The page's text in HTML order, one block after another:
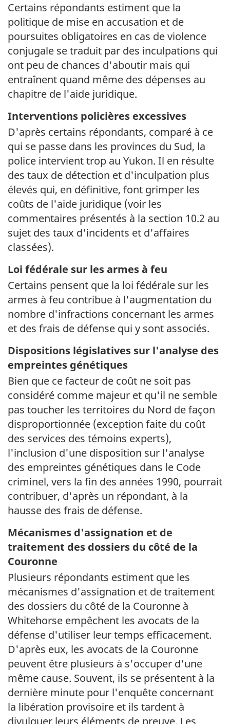
Certains répondants estiment que la
politique de mise en accusation et de
poursuites obligatoires en cas de violence
conjugale se traduit par des inculpations qui
ont peu de chances d'aboutir mais qui
entraînent quand même des dépenses au
chapitre de l'aide juridique.
Interventions policières excessives
D'après certains répondants, comparé à ce
qui se passe dans les provinces du Sud, la
police intervient trop au Yukon. Il en résulte
des taux de détection et d'inculpation plus
élevés qui, en définitive, font grimper les
coûts de l'aide juridique (voir les
commentaires présentés à la section 10.2 au
sujet des taux d'incidents et d'affaires
classées).
Loi fédérale sur les armes à feu
Certains pensent que la loi fédérale sur les
armes à feu contribue à l'augmentation du
nombre d'infractions concernant les armes
et des frais de défense qui y sont associés.
Dispositions législatives sur l'analyse des
empreintes génétiques
Bien que ce facteur de coût ne soit pas
considéré comme majeur et qu'il ne semble
pas toucher les territoires du Nord de façon
disproportionnée (exception faite du coût
des services des témoins experts),
l'inclusion d'une disposition sur l'analyse
des empreintes génétiques dans le Code
criminel, vers la fin des années 1990, pourrait
contribuer, d'après un répondant, à la
hausse des frais de défense.
Mécanismes d'assignation et de
traitement des dossiers du côté de la
Couronne
Plusieurs répondants estiment que les
mécanismes d'assignation et de traitement
des dossiers du côté de la Couronne à
Whitehorse empêchent les avocats de la
défense d'utiliser leur temps efficacement.
D'après eux, les avocats de la Couronne
peuvent être plusieurs à s'occuper d'une
même cause. Souvent, ils se présentent à la
dernière minute pour l'enquête concernant
la libération provisoire et ils tardent à